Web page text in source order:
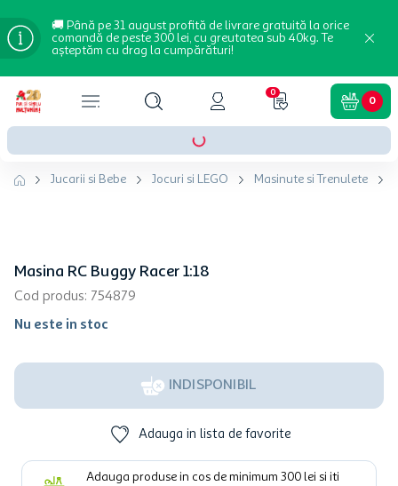
🚚 Până pe 31 august profită de livrare gratuită la orice
comandă de peste 300 lei, cu greutatea sub 40kg. Te
așteptăm cu drag la cumpărături!
0
0
Jucarii si Bebe Jocuri si LEGO Masinute si Trenulete
Masina RC Buggy Racer 1:18
Cod produs: 754879
Nu este in stoc
INDISPONIBIL
Adauga in lista de favorite
Adauga produse in cos de minimum 300 lei si iti